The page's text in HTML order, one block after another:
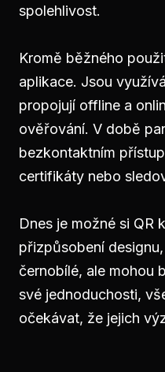
spolehlivost.
Kromě běžného
aplikace. Jsou
propojují offline a
ověřování. V době
bezkontaktním
certifikáty nebo
Dnes je možné si
přizpůsobení
černobílé, ale mohou
své jednoduchosti,
očekávat, že jejich